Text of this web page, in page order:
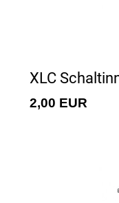
XLC
2,00 EUR